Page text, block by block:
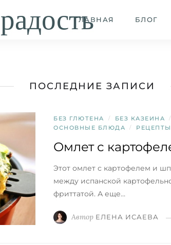
ГЛАВНАЯ БЛОГ
ПОСЛЕДНИЕ ЗАПИСИ
БЕЗ ГЛЮТЕНА / БЕЗ КАЗЕИНА /
ОСНОВНЫЕ БЛЮДА / РЕЦЕПТЫ
Омлет с
Этот омлет с картофелем и
между испанской
фриттатой. А еще…
Автор ЕЛЕНА ИСАЕВА